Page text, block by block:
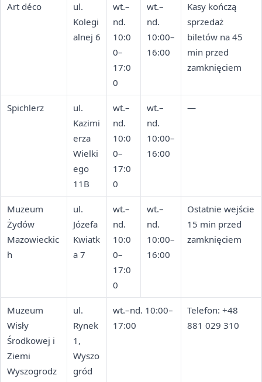
Art déco
ul.
Kolegi
alnej 6
wt.–
nd.
10:0
0–
17:0
0
wt.–
nd.
10:00–
16:00
Kasy kończą
sprzedaż
biletów na 45
min przed
zamknięciem
Spichlerz
ul.
Kazimi
erza
Wielki
ego
11B
wt.–
nd.
10:0
0–
17:0
0
wt.–
nd.
10:00–
16:00
—
Muzeum
Żydów
Mazowieckic
h
ul.
Józefa
Kwiatk
a 7
wt.–
nd.
10:0
0–
17:0
0
wt.–
nd.
10:00–
16:00
Ostatnie wejście
15 min przed
zamknięciem
Muzeum
Wisły
Środkowej i
Ziemi
Wyszogrodz
ul.
Rynek
1,
Wyszo
gród
wt.–nd. 10:00–
17:00
Telefon: +48
881 029 310